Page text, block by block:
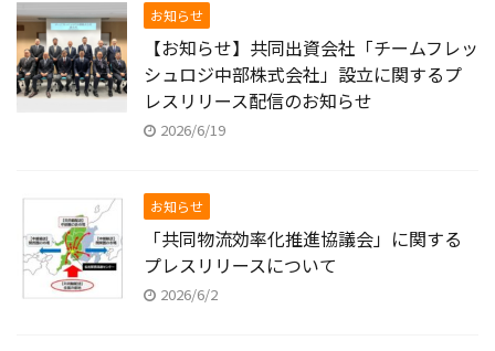
お知らせ
【お知らせ】共同出資会社「チームフレッ
シュロジ中部株式会社」設立に関するプ
レスリリース配信のお知らせ
2026/6/19
お知らせ
「共同物流効率化推進協議会」に関する
プレスリリースについて
2026/6/2